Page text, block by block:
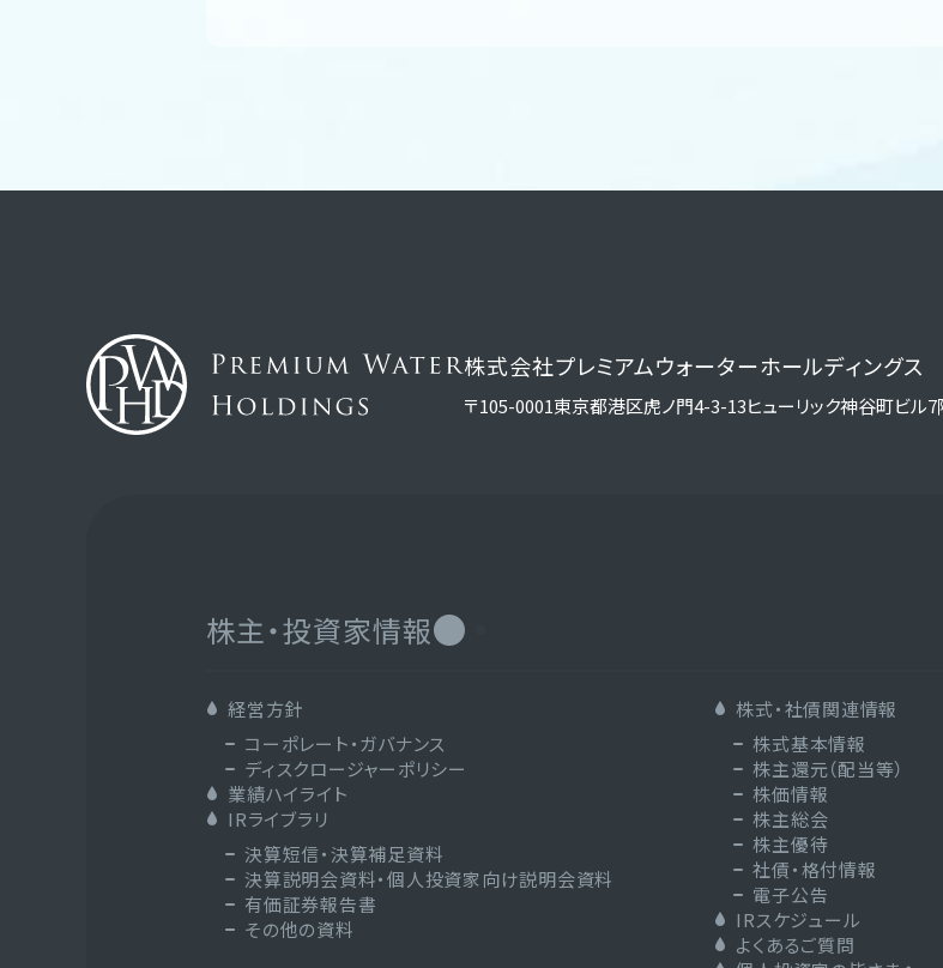
株式会社プレミアムウォーターホールディングス
〒105-0001東京都港区虎ノ門4-3-13ヒューリック神谷町ビル7
株主・投資家情報
経営方針
コーポレート・ガバナンス
ディスクロージャーポリシー
業績ハイライト
IRライブラリ
決算短信・決算補足資料
決算説明会資料・個人投資家向け説明会資料
有価証券報告書
その他の資料
株式・社債関連情報
株式基本情報
株主還元（配当等）
株価情報
株主総会
株主優待
社債・格付情報
電子公告
IRスケジュール
よくあるご質問